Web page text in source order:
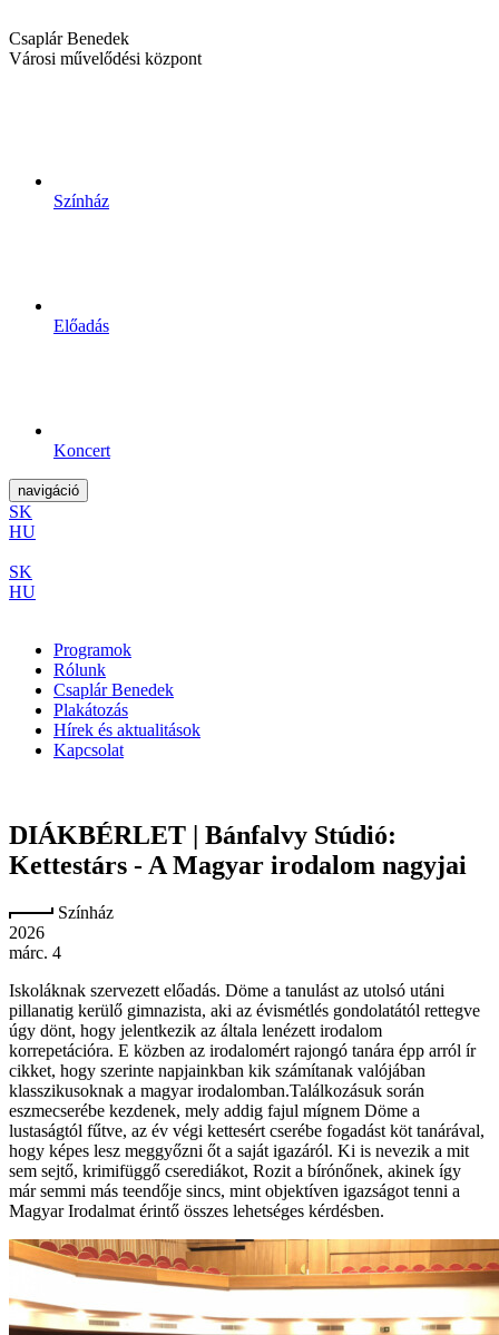
Csaplár Benedek
Városi művelődési központ
Színház
Előadás
Koncert
navigáció
SK
HU
SK
HU
Programok
Rólunk
Csaplár Benedek
Plakátozás
Hírek és aktualitások
Kapcsolat
DIÁKBÉRLET | Bánfalvy Stúdió:
Kettestárs - A Magyar irodalom nagyjai
Színház
2026
márc. 4
Iskoláknak szervezett előadás. Döme a tanulást az utolsó utáni
pillanatig kerülő gimnazista, aki az évismétlés gondolatától rettegve
úgy dönt, hogy jelentkezik az általa lenézett irodalom
korrepetációra. E közben az irodalomért rajongó tanára épp arról ír
cikket, hogy szerinte napjainkban kik számítanak valójában
klasszikusoknak a magyar irodalomban.Találkozásuk során
eszmecserébe kezdenek, mely addig fajul mígnem Döme a
lustaságtól fűtve, az év végi kettesért cserébe fogadást köt tanárával,
hogy képes lesz meggyőzni őt a saját igazáról. Ki is nevezik a mit
sem sejtő, krimifüggő cserediákot, Rozit a bírónőnek, akinek így
már semmi más teendője sincs, mint objektíven igazságot tenni a
Magyar Irodalmat érintő összes lehetséges kérdésben.